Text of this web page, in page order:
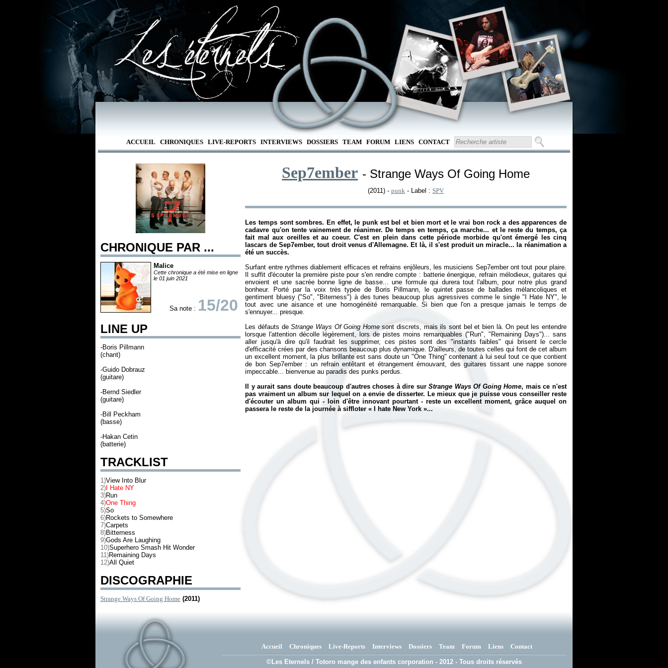
ACCUEIL CHRONIQUES LIVE-REPORTS INTERVIEWS DOSSIERS TEAM FORUM LIENS CONTACT
CHRONIQUE PAR ...
Malice
Cette chronique a été mise en ligne
le 01 juin 2021
Sa note : 15/20
LINE UP
-Boris Pillmann
(chant)
-Guido Dobrauz
(guitare)
-Bernd Siedler
(guitare)
-Bill Peckham
(basse)
-Hakan Cetin
(batterie)
TRACKLIST
1)View Into Blur
2) I Hate NY
3)Run
4)One Thing
5)So
6)Rockets to Somewhere
7)Carpets
8)Bitterness
9)Gods Are Laughing
10)Superhero Smash Hit Wonder
11)Remaining Days
12)All Quiet
DISCOGRAPHIE
Strange Ways Of Going Home (2011)
Sep7ember - Strange Ways Of Going Home
(2011) -punk - Label : SPV
Les temps sont sombres. En effet, le punk est bel et bien mort et le vrai bon rock a des apparences de
cadavre qu'on tente vainement de réanimer. De temps en temps, ça marche... et le reste du temps, ça
fait mal aux oreilles et au coeur. C'est en plein dans cette période morbide qu'ont émergé les cinq
lascars de Sep7ember, tout droit venus d'Allemagne. Et là, il s'est produit un miracle... la réanimation a
été un succès.
Surfant entre rythmes diablement efficaces et refrains enjôleurs, les musiciens Sep7ember ont tout pour plaire.
Il suffit d'écouter la première piste pour s'en rendre compte : batterie énergique, refrain mélodieux, guitares qui
envoient et une sacrée bonne ligne de basse... une formule qui durera tout l'album, pour notre plus grand
bonheur. Porté par la voix très typée de Boris Pillmann, le quintet passe de ballades mélancoliques et
gentiment bluesy ("So", "Biterness") à des tunes beaucoup plus agressives comme le single "I Hate NY", le
tout avec une aisance et une homogénéité remarquable. Si bien que l'on a presque jamais le temps de
s'ennuyer... presque.
Les défauts deStrange Ways Of Going Homesont discrets, mais ils sont bel et bien là. On peut les entendre
lorsque l'attention décolle légèrement, lors de pistes moins remarquables ("Run", "Remaining Days")... sans
aller jusqu'à dire qu'il faudrait les supprimer, ces pistes sont des "instants faibles" qui brisent le cercle
d'efficacité crées par des chansons beaucoup plus dynamique. D'ailleurs, de toutes celles qui font de cet album
un excellent moment, la plus brillante est sans doute un "One Thing" contenant à lui seul tout ce que contient
de bon Sep7ember : un refrain entêtant et étrangement émouvant, des guitares tissant une nappe sonore
impeccable... bienvenue au paradis des punks perdus.
Il y aurait sans doute beaucoup d'autres choses à dire surStrange Ways Of Going Home, mais ce n'est
pas vraiment un album sur lequel on a envie de disserter. Le mieux que je puisse vous conseiller reste
d'écouter un album qui - loin d'être innovant pourtant - reste un excellent moment, grâce auquel on
passera le reste de la journée à siffloter «
I hate New York»...
Accueil Chroniques Live-Reports Interviews Dossiers Team Forum Liens Contact
©Les Eternels / Totoro mange des enfants corporation - 2012 - Tous droits réservés